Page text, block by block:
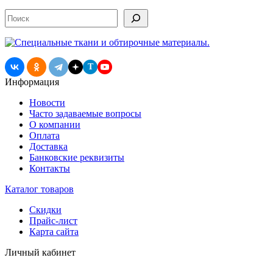
Поиск
T
Информация
Новости
Часто задаваемые вопросы
О компании
Оплата
Доставка
Банковские реквизиты
Контакты
Каталог товаров
Скидки
Прайс-лист
Карта сайта
Личный кабинет